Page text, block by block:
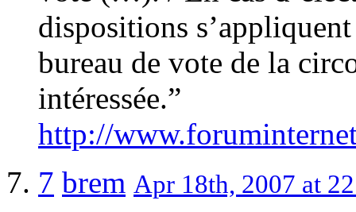
dispositions
bureau de vote de la
intéressée.”
http://
7 brem Apr 18th, 2007 at